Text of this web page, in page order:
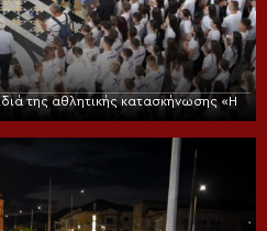
της αθλητικής κατασκήνωσης «Η